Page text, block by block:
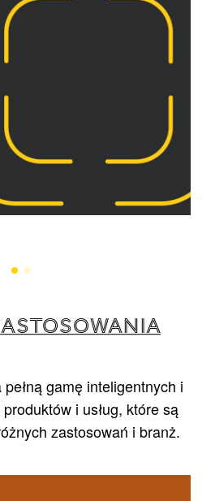
gamę inteligentnych i
i usług, które są
zastosowań i branż.